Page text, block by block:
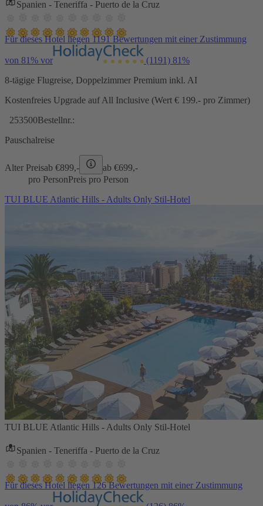
Spanien - Teneriffa - Puerto de la Cruz
Für dieses Hotel liegen 1191 Bewertungen mit einer Zustimmung
von 81% vor (1191) 81%
8-tägige Flugreise, Doppelzimmer Premium inkl. AI
Kostenfreies Upgrade auf All Inclusive (Wert € 199.- pro Zimmer)
253500Bestellnr.:
Pauschalreise
Alter Preisab €899,- ab €699,-
pro PersonPreis pro Person
TUI BLUE Atlantic Hills - Adults Only Stil-Hotel
TUI BLUE Atlantic Hills - Adults Only Stil-Hotel
Spanien - Teneriffa - Puerto de la Cruz
Für dieses Hotel liegen 126 Bewertungen mit einer Zustimmung